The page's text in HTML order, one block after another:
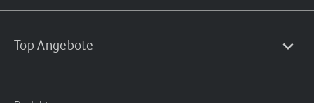
Top Angebote